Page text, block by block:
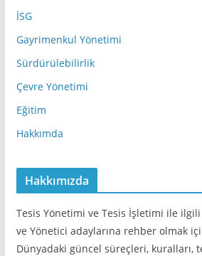
İSG
Gayrimenkul Yönetimi
Sürdürülebilirlik
Çevre Yönetimi
Eğitim
Hakkımda
Hakkımızda
Tesis Yönetimi ve Tesis İşletimi ile
ve Yönetici adaylarına rehber olmak
Dünyadaki güncel süreçleri, kuralları,